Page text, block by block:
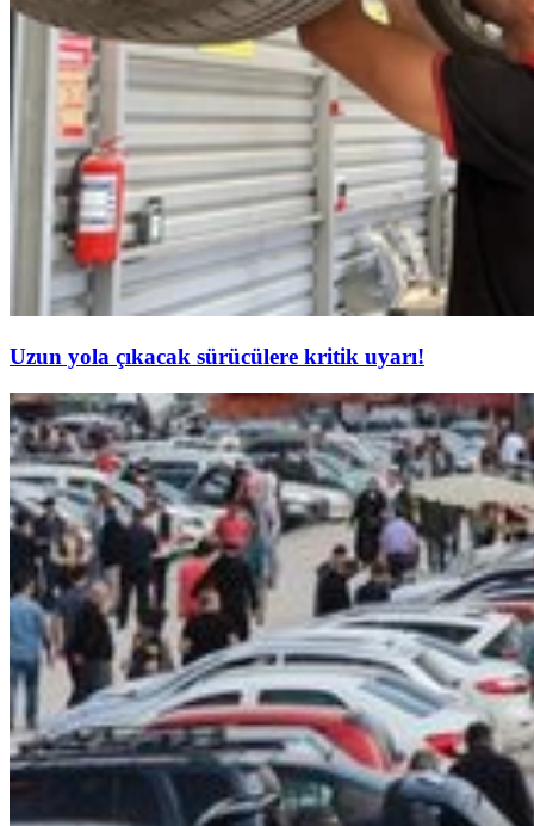
Uzun yola çıkacak sürücülere kritik uyarı!